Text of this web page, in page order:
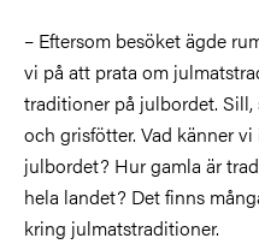
– Eftersom besöket ägde
vi på att prata om
traditioner på julbordet.
och grisfötter. Vad känner
julbordet? Hur gamla är
hela landet? Det finns
kring julmatstraditioner.